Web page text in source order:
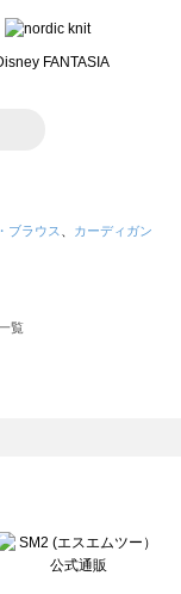
ブラウス
カーディガン
覧
ス）の一覧